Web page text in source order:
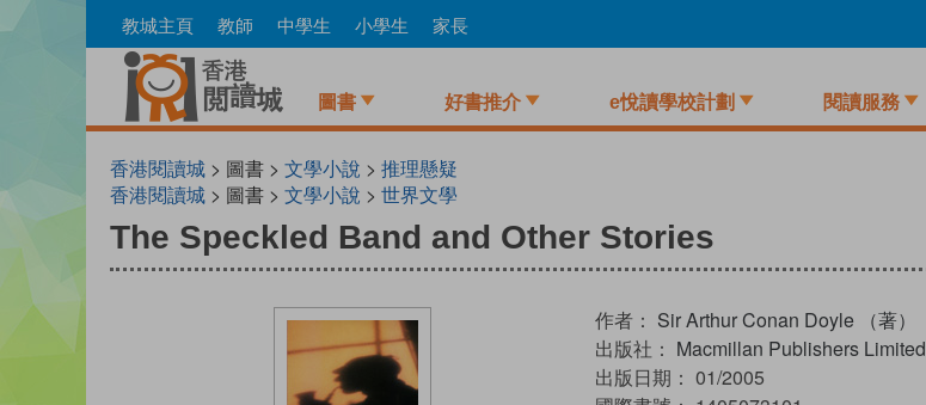
to
教城主頁 教師 中學生 小學生 家長
圖書 好書推介 e悅讀學校計劃 閱讀服務
香港閱讀城 > 圖書 > 文學小說 > 推理懸疑
香港閱讀城 > 圖書 > 文學小說 > 世界文學
The Speckled Band and Other Stories
作者： Sir Arthur Conan Doyle （著）
出版社： Macmillan Publishers Limited
出版日期： 01/2005